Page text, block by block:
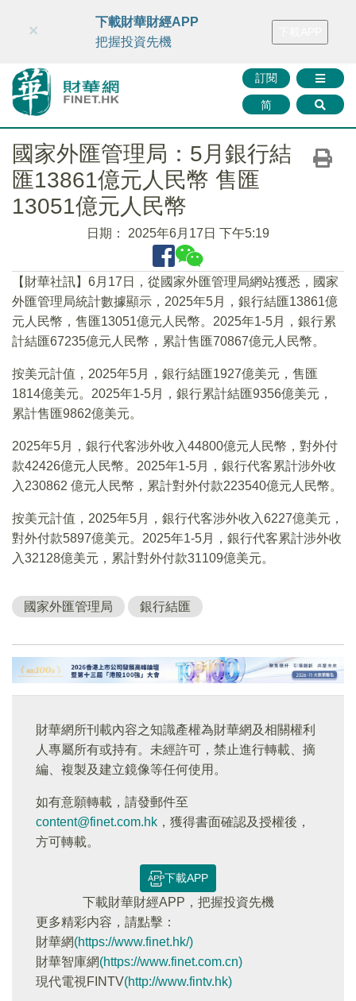
財華智庫網 FINTV FINMETA 財華證券 媒體矩陣
訂閱
简
×
下載財華財經APP
把握投資先機
國家外匯管理局：5月銀行結
匯13861億元人民幣 售匯
13051億元人民幣
日期： 2025年6月17日 下午5:19
【財華社訊】6月17日，從國家外匯管理局網站獲悉，國家
外匯管理局統計數據顯示，2025年5月，銀行結匯13861億
元人民幣，售匯13051億元人民幣。2025年1-5月，銀行累
計結匯67235億元人民幣，累計售匯70867億元人民幣。
按美元計值，2025年5月，銀行結匯1927億美元，售匯
1814億美元。2025年1-5月，銀行累計結匯9356億美元，
累計售匯9862億美元。
2025年5月，銀行代客涉外收入44800億元人民幣，對外付
款42426億元人民幣。2025年1-5月，銀行代客累計涉外收
入230862 億元人民幣，累計對外付款223540億元人民幣。
按美元計值，2025年5月，銀行代客涉外收入6227億美元，
對外付款5897億美元。2025年1-5月，銀行代客累計涉外收
入32128億美元，累計對外付款31109億美元。
國家外匯管理局 銀行結匯
財華網所刊載內容之知識產權為財華網及相關權利
人專屬所有或持有。未經許可，禁止進行轉載、摘
編、複製及建立鏡像等任何使用。
如有意願轉載，請發郵件至
content@finet.com.hk ，獲得書面確認及授權後，
方可轉載。
下載APP
下載財華財經APP，把握投資先機
更多精彩内容，請點擊：
財華網(https://www.finet.hk/)
財華智庫網(https://www.finet.com.cn)
現代電視FINTV(http://www.fintv.hk)